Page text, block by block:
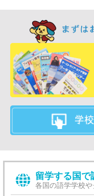
留学する国で
各国の語学学校や